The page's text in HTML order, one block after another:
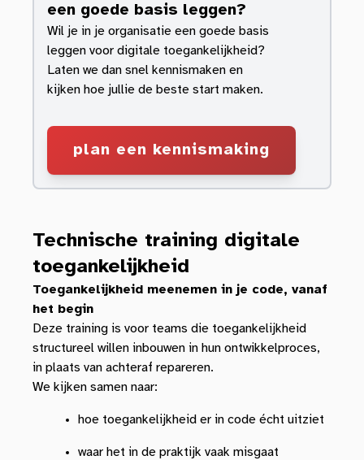
een goede basis leggen?
Wil je in je organisatie een goede basis
leggen voor digitale toegankelijkheid?
Laten we dan snel kennismaken en
kijken hoe jullie de beste start maken.
plan een kennismaking
Technische training digitale
toegankelijkheid
Toegankelijkheid meenemen in je code, vanaf
het begin
Deze training is voor teams die toegankelijkheid
structureel willen inbouwen in hun ontwikkelproces,
in plaats van achteraf repareren.
We kijken samen naar:
hoe toegankelijkheid er in code écht uitziet
waar het in de praktijk vaak misgaat